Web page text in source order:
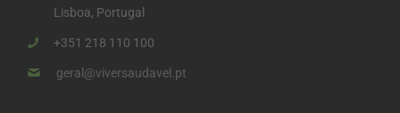
Lisboa, Portugal
+351 218 110 100
geral@viversaudavel.pt